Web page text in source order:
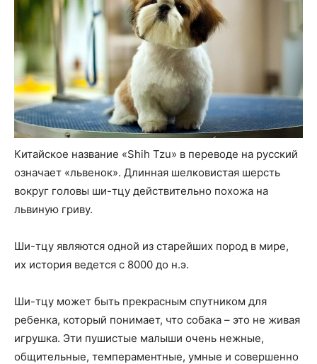
Китайское название «Shih Tzu» в переводе на русский
означает «львенок». Длинная шелковистая шерсть
вокруг головы ши-тцу действительно похожа на
львиную гриву.
Ши-тцу являются одной из старейших пород в мире,
их история ведется с 8000 до н.э.
Ши-тцу может быть прекрасным спутником для
ребенка, который понимает, что собака – это не живая
игрушка. Эти пушистые малыши очень нежные,
общительные, темпераментные, умные и совершенно